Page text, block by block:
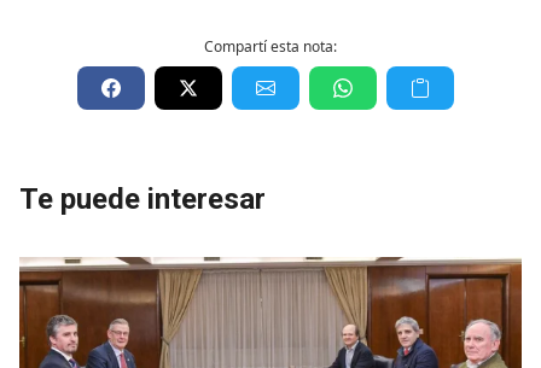
Compartí esta nota:
Te puede interesar